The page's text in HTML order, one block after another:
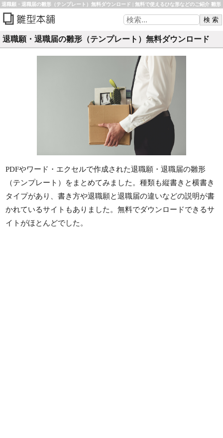
退職願・退職届の雛形（テンプレート）無料ダウンロード | 無料で使えるひな形などのご紹介 雛形
本舗
退職願・退職届の雛形（テンプレート）無料ダウンロード
PDFやワード・エクセルで作成された退職願・退職届の雛形
（テンプレート）をまとめてみました。種類も縦書きと横書き
タイプがあり、書き方や退職願と退職届の違いなどの説明が書
かれているサイトもありました。無料でダウンロードできるサ
イトがほとんどでした。